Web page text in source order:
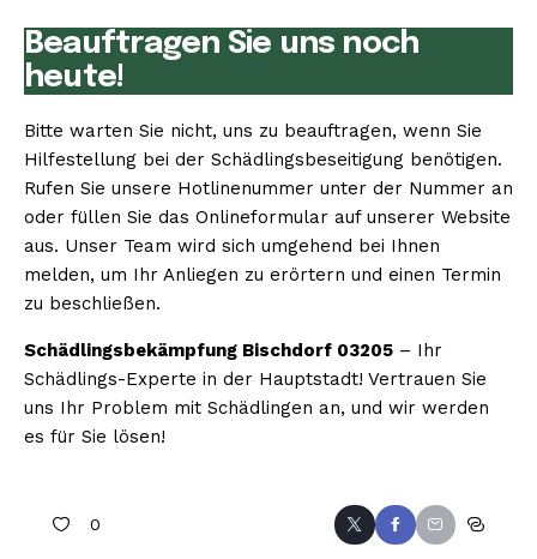
Beauftragen Sie uns noch
heute!
Bitte warten Sie nicht, uns zu beauftragen, wenn Sie
Hilfestellung bei der Schädlingsbeseitigung benötigen.
Rufen Sie unsere Hotlinenummer unter der Nummer an
oder füllen Sie das Onlineformular auf unserer Website
aus. Unser Team wird sich umgehend bei Ihnen
melden, um Ihr Anliegen zu erörtern und einen Termin
zu beschließen.
Schädlingsbekämpfung Bischdorf 03205 – Ihr
Schädlings-Experte in der Hauptstadt! Vertrauen Sie
uns Ihr Problem mit Schädlingen an, und wir werden
es für Sie lösen!
0